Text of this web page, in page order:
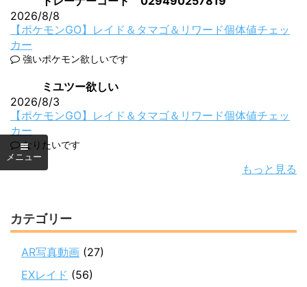
2026/8/8
【ポケモンGO】レイド＆タマゴ＆リワード個体値チェッ
カー
強いポケモン欲しいです
ミユツー欲しい
2026/8/3
【ポケモンGO】レイド＆タマゴ＆リワード個体値チェッ
カー
なりたいです
もっと見る
カテゴリー
AR写真動画 (27)
EXレイド (56)